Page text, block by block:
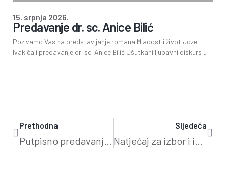
Predavanje dr. sc. Anice Bilić
Pozivamo Vas na predstavljanje romana Mladost i život Joze
Ivakića i predavanje dr. sc. Anice Bilić Ušutkani ljubavni diskurs u
15. srpnja 2026.
Prethodna
Putpisno predavanje Sandre Drmić
Sljedeća
Natječaj za izbor i imenovanje ravnatelja/ravnateljice Gradske knjižnice i čitaonice Vinkovci